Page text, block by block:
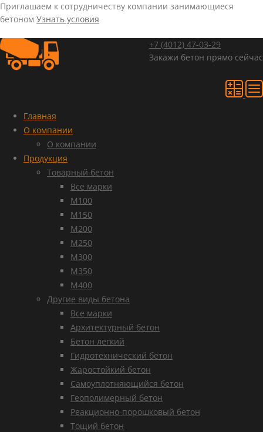
Приглашаем к сотрудничеству компании занимающиеся
бетоном Узнать условия
+7 (4012) 47-03-29
Закажи бетон прямо сейчас
Главная
О компании
О компании
Продукция
Товарный бетон
Все марки
М100
М150
М200
М250
М300
М350
М400
Другие виды бетона
Все марки
Архитектурный бетон
Бетон легкий
Гидротехнический бетон
Жаростойкий бетон
Самоуплотняющийся бетон
Геополимерный бетон
Реакционно-порошковый бетон
Тощий бетон